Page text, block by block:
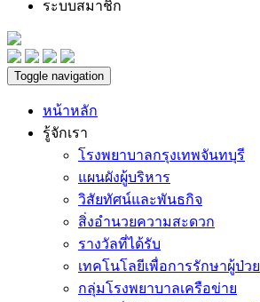
ระบบสมาชิก
Toggle navigation
หน้าหลัก
รู้จักเรา
โรงพยาบาลกรุงเทพจันทบุรี
แผนผังผู้บริหาร
วิสัยทัศน์และพันธกิจ
สิ่งอำนวยความสะดวก
รางวัลที่ได้รับ
เทคโนโลยีเพื่อการรักษาผู้ป่วย
กลุ่มโรงพยาบาลเครือข่าย